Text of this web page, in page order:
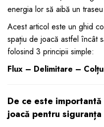
energia lor să aibă un
Acest articol este un ghid
spațiu de joacă astfel încât
folosind 3 principii simple:
Flux – Delimitare –
De ce este
joacă pentru